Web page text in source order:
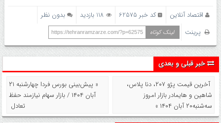
اقتصاد آنلاین کد خبر 62575 118 بازدید
بدون نظر
پرینت
لینک کوتاه https://tehranramzarze.com/?p=62575
خبر قبلی و بعدی
آخرین قیمت پژو ۲۰۷، دنا پلاس،
شاهین و هایمادر بازار امروز
سه‌شنبه۲۰ آبان ۱۴۰۴ »
« پیش‌بینی بورس فردا چهارشنبه ۲۱
آبان ۱۴۰۴ / بازار سهام نیازمند حفظ
تعادل